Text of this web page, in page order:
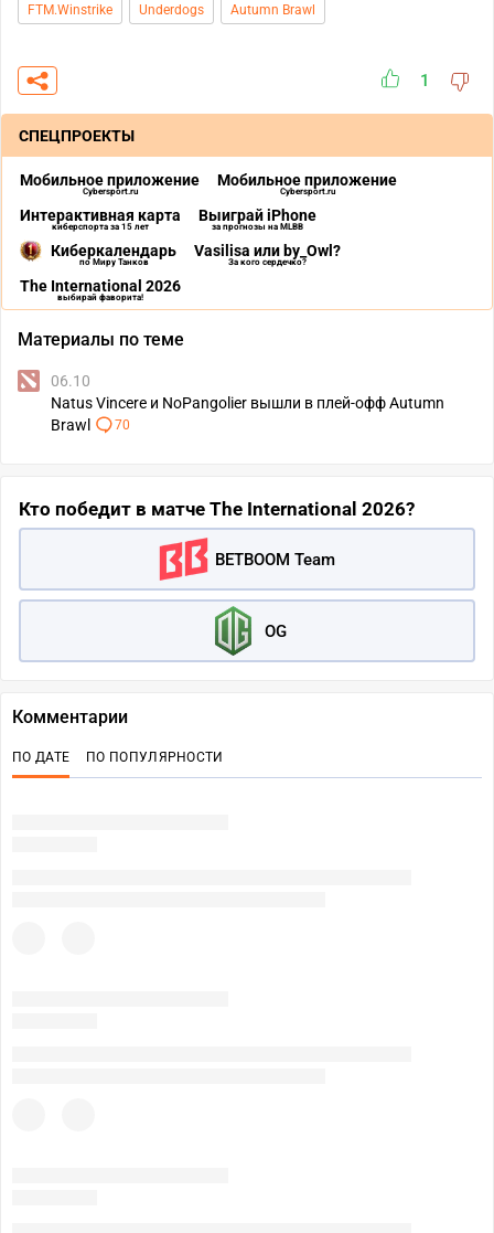
FTM.Winstrike Underdogs Autumn Brawl
1
СПЕЦПРОЕКТЫ
Мобильное приложение
Cybersport.ru
Мобильное приложение
Cybersport.ru
Интерактивная карта
киберспорта за 15 лет
Выиграй iPhone
за прогнозы на MLBB
Киберкалендарь
по Миру Танков
Vasilisa или by_Owl?
За кого сердечко?
The International 2026
выбирай фаворита!
Материалы по теме
06.10
Natus Vincere и NoPangolier вышли в плей-офф Autumn
Brawl
70
Кто победит в матче The International 2026?
BETBOOM Team
OG
Комментарии
ПО ДАТЕ ПО ПОПУЛЯРНОСТИ